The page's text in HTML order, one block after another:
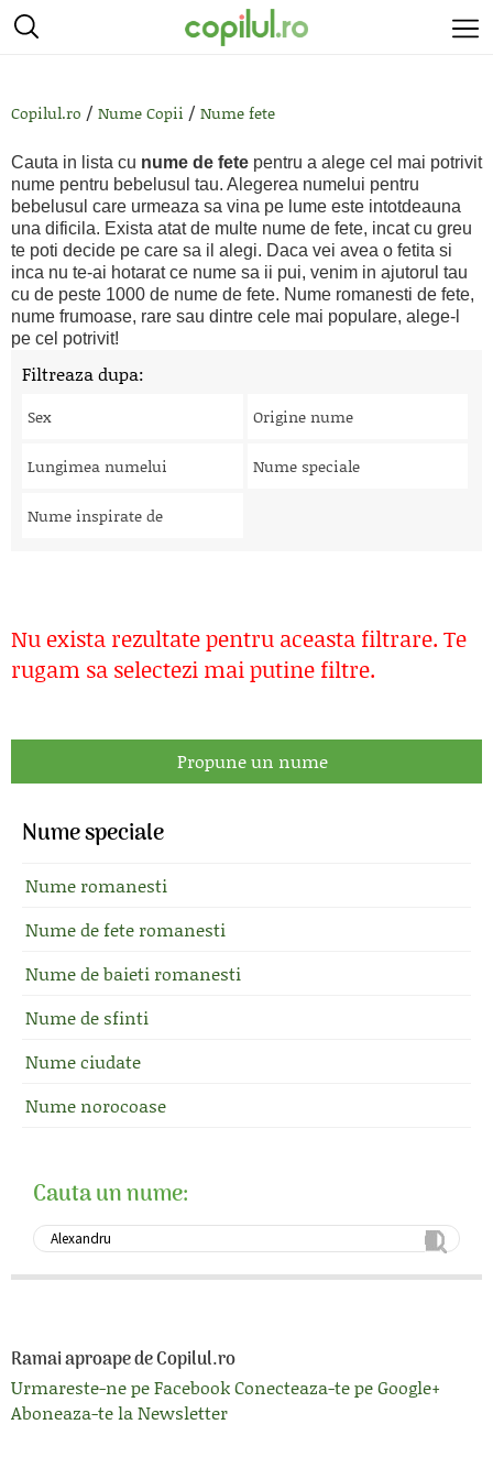
Copilul.ro / Nume Copii / Nume fete
Cauta in lista cu nume de fete pentru a alege cel mai potrivit
nume pentru bebelusul tau. Alegerea numelui pentru
bebelusul care urmeaza sa vina pe lume este intotdeauna
una dificila. Exista atat de multe nume de fete, incat cu greu
te poti decide pe care sa il alegi. Daca vei avea o fetita si
inca nu te-ai hotarat ce nume sa ii pui, venim in ajutorul tau
cu de peste 1000 de nume de fete. Nume romanesti de fete,
nume frumoase, rare sau dintre cele mai populare, alege-l
pe cel potrivit!
Filtreaza dupa:
Sex Origine nume
Lungimea numelui Nume speciale
Nume inspirate de
Nu exista rezultate pentru aceasta filtrare. Te
rugam sa selectezi mai putine filtre.
Propune un nume
Nume speciale
Nume romanesti
Nume de fete romanesti
Nume de baieti romanesti
Nume de sfinti
Nume ciudate
Nume norocoase
Cauta un nume:
Ramai aproape de Copilul.ro
Urmareste-ne pe FacebookConecteaza-te pe Google+
Aboneaza-te la Newsletter